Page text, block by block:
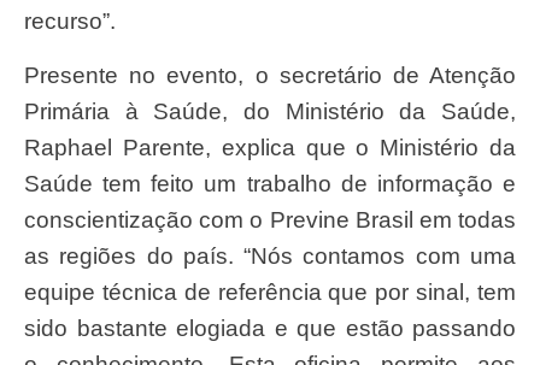
recurso”.
Presente no evento, o secretário de Atenção
Primária à Saúde, do Ministério da Saúde,
Raphael Parente, explica que o Ministério da
Saúde tem feito um trabalho de informação e
conscientização com o Previne Brasil em todas
as regiões do país. “Nós contamos com uma
equipe técnica de referência que por sinal, tem
sido bastante elogiada e que estão passando